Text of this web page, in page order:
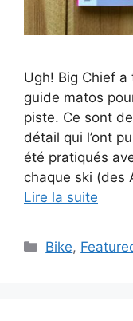
Ugh! Big Chief
guide matos
piste. Ce sont
détail qui l’ont
été pratiqués
chaque ski (des
Lire la suite
Catégories
Bike,